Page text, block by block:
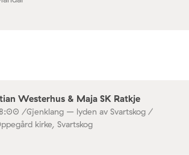
Westerhus & Maja SK Ratkje
/Gjenklang – lyden av Svartskog /
kirke, Svartskog